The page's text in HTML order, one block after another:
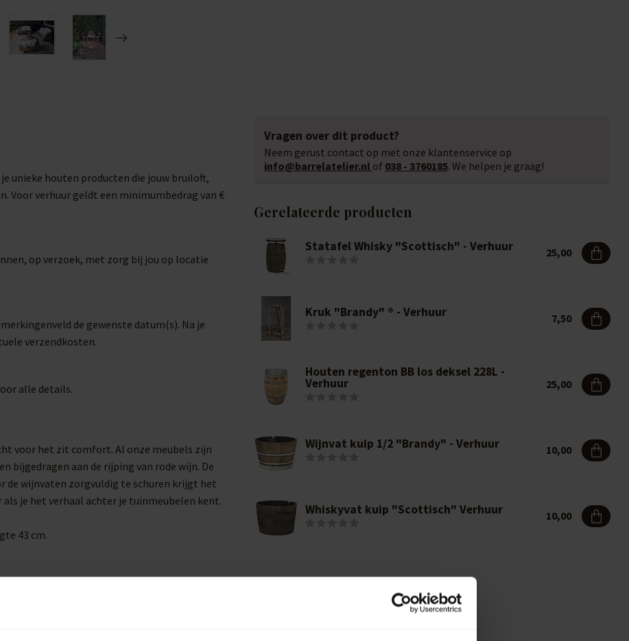
unieke houten producten die jouw bruiloft,
Voor verhuur geldt een minimumbedrag van €
op verzoek, met zorg bij jou op locatie
de gewenste datum(s). Na je
verzendkosten.
alle details.
voor het zit comfort. Al onze meubels zijn
bijgedragen aan de rijping van rode wijn. De
de wijnvaten zorgvuldig te schuren krijgt het
je het verhaal achter je tuinmeubelen kent.
43 cm.
Vragen over dit product?
Neem gerust contact op met onze klantenservice op
info@barrelatelier.nl of 038 - 3760185. We helpen je graag!
Gerelateerde producten
Statafel Whisky "Scottisch" - Verhuur 25,00
Kruk "Brandy" ® - Verhuur 7,50
Houten regenton BB los deksel 228L -
Verhuur 25,00
Wijnvat kuip 1/2 "Brandy" - Verhuur 10,00
Whiskyvat kuip "Scottisch" Verhuur 10,00